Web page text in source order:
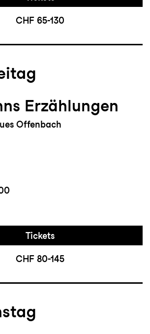
CHF 65-130
Erzählungen
Offenbach
Tickets
CHF 80-145